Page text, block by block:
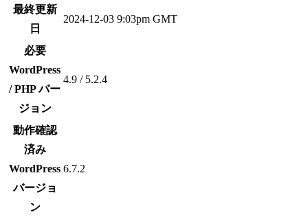
最終更新
日
2024-12-03 9:03pm GMT
必要
WordPress
/ PHP バー
ジョン
4.9 / 5.2.4
動作確認
済み
WordPress
バージョ
ン
6.7.2